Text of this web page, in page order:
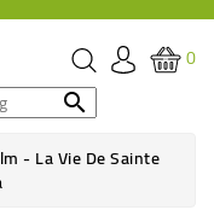
0

- La Vie De Sainte